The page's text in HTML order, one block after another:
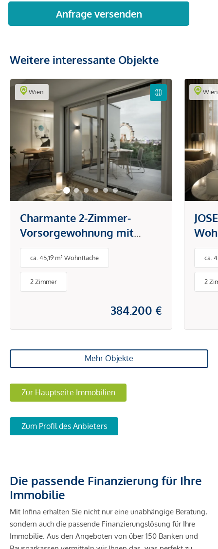
Weitere interessante Objekte
Wien
Charmante 2-Zimmer-
Vorsorgewohnung mit
Balkon | mit Blick auf den
Grünen Prater | optimale
Lage
ca. 45,19 m² Wohnfläche
2 Zimmer
384.200 €
Wien
ca.
2
Mehr Objekte
Zur Hauptseite Immobilien
Zum Profil des Anbieters
Die passende Finanzierung für Ihre
Immobilie
Mit Infina erhalten Sie nicht nur eine unabhängige Beratung,
sondern auch die passende Finanzierungslösung für Ihre
Immobilie. Aus den Angeboten von über 150 Banken und